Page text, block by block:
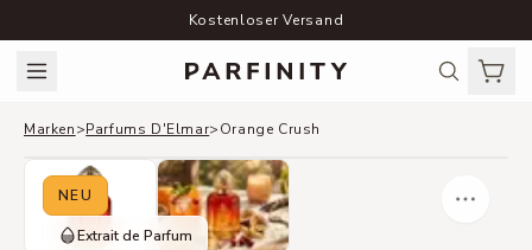
Kostenloser Versand
Marken>Parfums D'Elmar>Orange Crush
NEU
Extrait de Parfum